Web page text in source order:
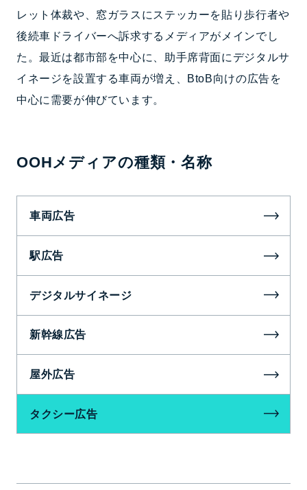
レット体裁や、窓ガラスにステッカーを貼り歩行者や
後続車ドライバーへ訴求するメディアがメインでし
た。最近は都市部を中心に、助手席背面にデジタルサ
イネージを設置する車両が増え、BtoB向けの広告を
中心に需要が伸びています。
OOHメディアの種類・名称
車両広告
駅広告
デジタルサイネージ
新幹線広告
屋外広告
タクシー広告